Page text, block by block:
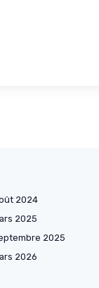
2024
2025
2025
2026